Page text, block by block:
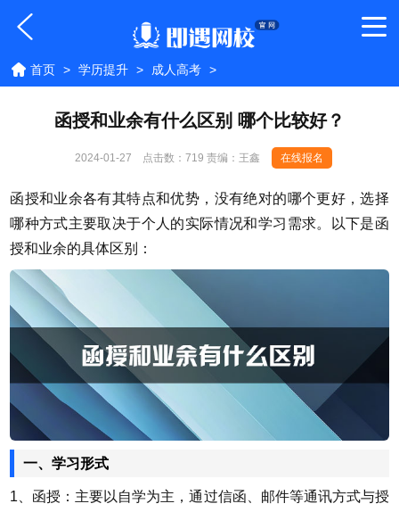
首页 > 学历提升 > 成人高考 >
函授和业余有什么区别 哪个比较好？
2024-01-27 点击数： 719 责编：王鑫 在线报名
函授和业余各有其特点和优势，没有绝对的哪个更好，选择
哪种方式主要取决于个人的实际情况和学习需求。以下是函
授和业余的具体区别：
一、学习形式
1、函授：主要以自学为主，通过信函、邮件等通讯方式与授